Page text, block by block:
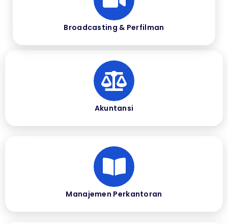
Broadcasting & Perfilman
Akuntansi
Manajemen Perkantoran